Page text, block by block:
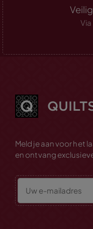
Meld je aan voor het
en ontvang